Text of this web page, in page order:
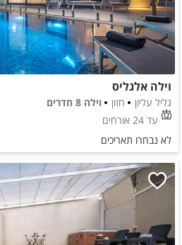
וילה אלגליס
גליל עליון חזון
וילה 8 חדרים
עד 24 אורחים
לא נבחרו תאריכים